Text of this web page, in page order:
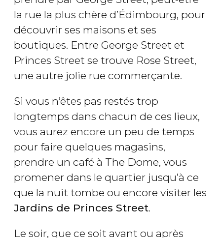
la rue la plus chère d’Édimbourg, pour
découvrir ses maisons et ses
boutiques. Entre George Street et
Princes Street se trouve Rose Street,
une autre jolie rue commerçante.
Si vous n’êtes pas restés trop
longtemps dans chacun de ces lieux,
vous aurez encore un peu de temps
pour faire quelques magasins,
prendre un café à The Dome, vous
promener dans le quartier jusqu’à ce
que la nuit tombe ou encore visiter les
Jardins de Princes Street.
Le soir, que ce soit avant ou après